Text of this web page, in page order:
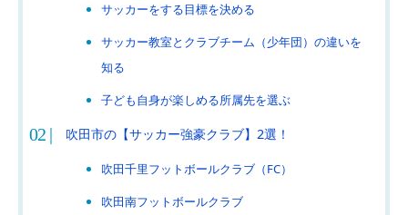
サッカーをする目標を決める
サッカー教室とクラブチーム（少年団）の違いを
知る
子ども自身が楽しめる所属先を選ぶ
吹田市の【サッカー強豪クラブ】2選！
吹田千里フットボールクラブ（FC）
吹田南フットボールクラブ